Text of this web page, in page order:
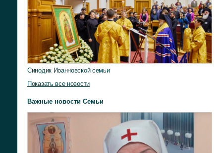
Синодик Иоанновской семьи
Показать все новости
Важные новости Семьи